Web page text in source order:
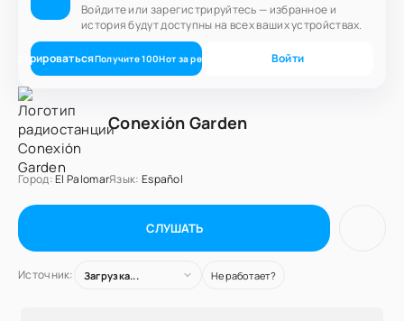
Войдите или зарегистрируйтесь — избранное и
история будут доступны на всех ваших устройствах.
Получите100Нот за регистрацию Войти
Conexión Garden
Город:El PalomarЯзык: Español
СЛУШАТЬ
Источник: Загрузка... Не работает?